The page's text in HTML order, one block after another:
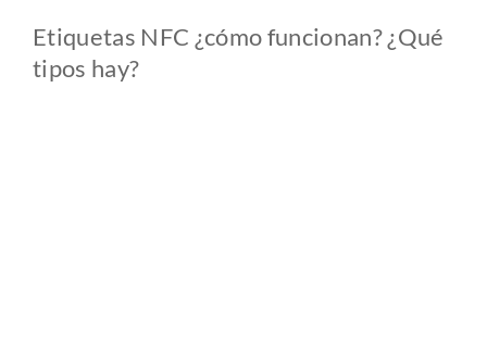
Etiquetas NFC ¿cómo funcionan? ¿Qué
tipos hay?